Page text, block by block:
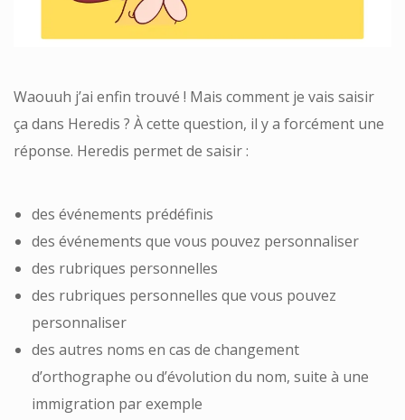
Waouuh j’ai enfin trouvé ! Mais comment je vais saisir
ça dans Heredis ? À cette question, il y a forcément une
réponse. Heredis permet de saisir :
des événements prédéfinis
des événements que vous pouvez personnaliser
des rubriques personnelles
des rubriques personnelles que vous pouvez
personnaliser
des autres noms en cas de changement
d’orthographe ou d’évolution du nom, suite à une
immigration par exemple